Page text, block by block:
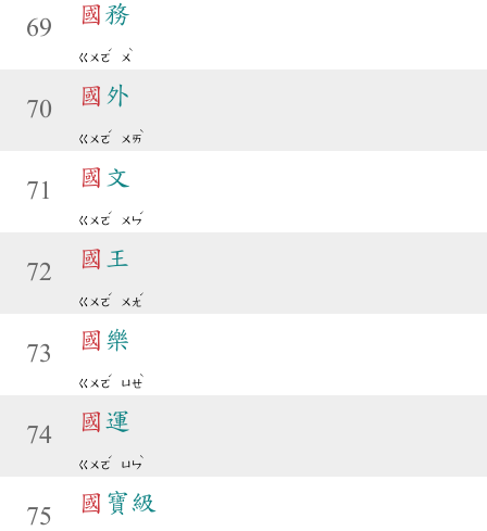
69
國 務
ㄍㄨㄛ
ˊ
ㄨ
ˋ
70
國 外
ㄍㄨㄛ
ˊ
ㄨㄞ
ˋ
71
國 文
ㄍㄨㄛ
ˊ
ㄨㄣ
ˊ
72
國 王
ㄍㄨㄛ
ˊ
ㄨㄤ
ˊ
73
國 樂
ㄍㄨㄛ
ˊ
ㄩㄝ
ˋ
74
國 運
ㄍㄨㄛ
ˊ
ㄩㄣ
ˋ
75
國 寶級